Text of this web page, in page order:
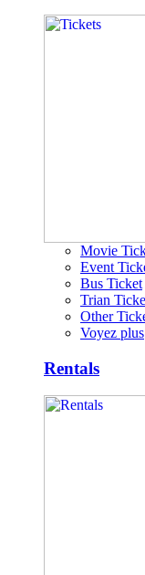
Movie
Event
Bus Ticket
Trian
Other
Voyez plus
Rentals